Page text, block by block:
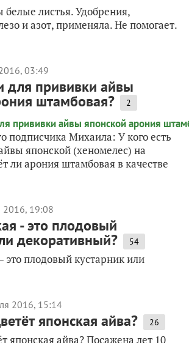
белые листья. Удобрения,
и азот, применяла. Не помогает.
03:49
для прививки айвы
штамбовая? 2
подписчика Михаила: У кого есть
японской (хеномелес) на
ли арония штамбовая в качестве
2016, 19:08
- это плодовый
декоративный? 54
это плодовый кустарник или
2016, 15:14
японская айва? 26
японская айва? Посажена лет 10